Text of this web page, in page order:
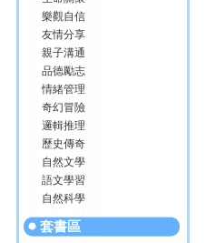
樂觀自信
友情分享
親子溝通
品德勵志
情緒管理
奇幻冒險
邏輯推理
歷史傳奇
自然文學
語文學習
自然科學
套書區